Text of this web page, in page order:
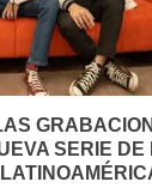
SERIE DE